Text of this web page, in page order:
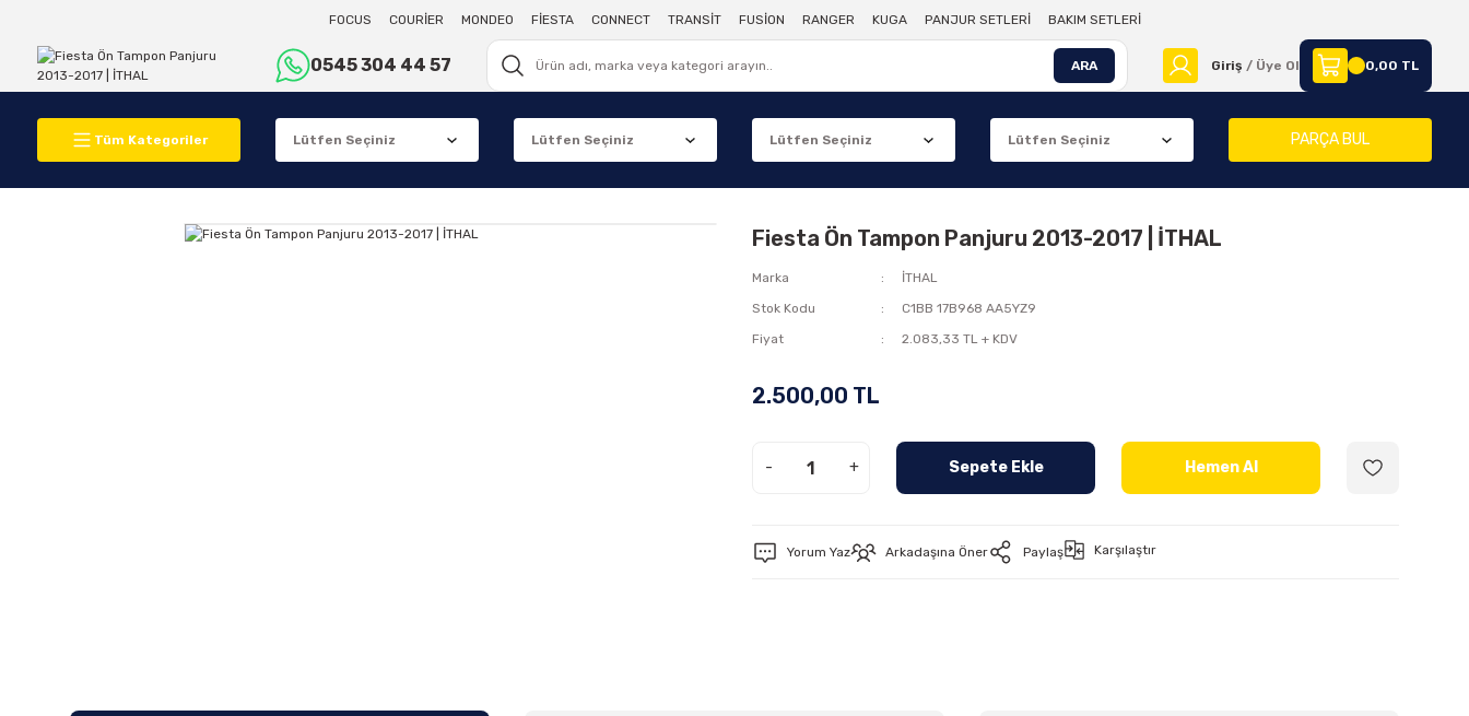
FOCUS COURİER MONDEO FİESTA CONNECT TRANSİT FUSİON RANGER KUGA PANJUR SETLERİ BAKIM SETLERİ
0545 304 44 57 ARA Giriş / Üye Ol 0,00 TL
Tüm Kategoriler PARÇA BUL
Fiesta Ön Tampon Panjuru 2013-2017 | İTHAL
Marka
İTHAL
Stok Kodu
C1BB 17B968 AA5YZ9
Fiyat
2.083,33 TL + KDV
2.500,00 TL
- + Sepete Ekle Hemen Al
Yorum Yaz Arkadaşına Öner Paylaş Karşılaştır